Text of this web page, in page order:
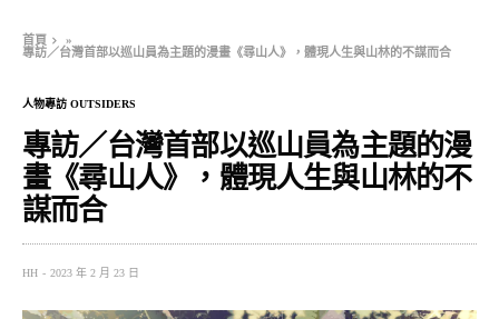
首頁
»
專訪／台灣首部以巡山員為主題的漫畫《尋山人》，體現人生與山林的不謀而合
人物專訪 OUTSIDERS
專訪／台灣首部以巡山員為主題的漫
畫《尋山人》，體現人生與山林的不
謀而合
HH 2023 年 2 月 23 日